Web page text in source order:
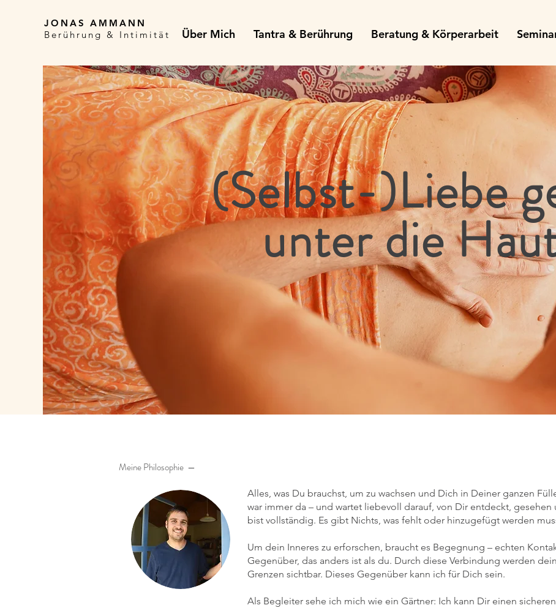
JONAS AMMANN
Berührung & Intimität
Über Mich Tantra & Berührung Beratung & Körperarbeit
(Selbst-)Liebe
unter die
Meine Philosophie —
Alles, was Du brauchst, um zu wachsen und Dich in Deiner ganzen
war immer da – und wartet liebevoll darauf, von Dir entdeckt,
bist vollständig. Es gibt Nichts, was fehlt oder hinzugefügt werden
Um dein Inneres zu erforschen, braucht es Begegnung – echten
Gegenüber, das anders ist als du. Durch diese Verbindung werden
Grenzen sichtbar. Dieses Gegenüber kann ich für Dich sein.
Als Begleiter sehe ich mich wie ein Gärtner: Ich kann Dir einen